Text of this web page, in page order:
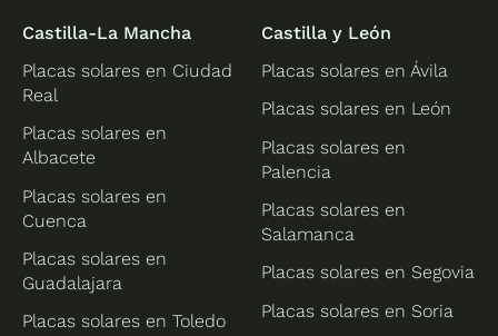
Castilla-La Mancha
Placas solares en Ciudad
Real
Placas solares en
Albacete
Placas solares en
Cuenca
Placas solares en
Guadalajara
Placas solares en Toledo
Castilla y León
Placas solares en Ávila
Placas solares en León
Placas solares en
Palencia
Placas solares en
Salamanca
Placas solares en Segovia
Placas solares en Soria